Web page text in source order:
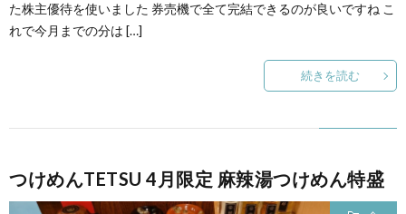
た株主優待を使いました 券売機で全て完結できるのが良いですね こ
れで今月までの分は […]
続きを読む
つけめんTETSU 4月限定 麻辣湯つけめん特盛